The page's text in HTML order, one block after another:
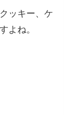
ッキー、ケ
よね。